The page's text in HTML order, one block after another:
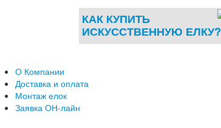
КАК КУПИТЬ
ИСКУССТВЕННУЮ ЕЛКУ?
О Компании
Доставка и оплата
Монтаж елок
Заявка ОН-лайн